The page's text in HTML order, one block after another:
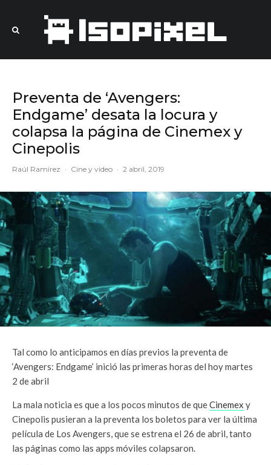
Preventa de ‘Avengers:
Endgame’ desata la locura y
colapsa la página de Cinemex y
Cinepolis
Raúl Ramírez · Cine y video · 2 abril, 2019
Tal como lo anticipamos en días previos la preventa de
‘Avengers: Endgame’ inició las primeras horas del hoy martes
2 de abril
La mala noticia es que a los pocos minutos de queCinemex y
Cinepolis pusieran a la preventa los boletos para ver la última
película de Los Avengers, que se estrena el 26 de abril, tanto
las páginas como las apps móviles colapsaron.